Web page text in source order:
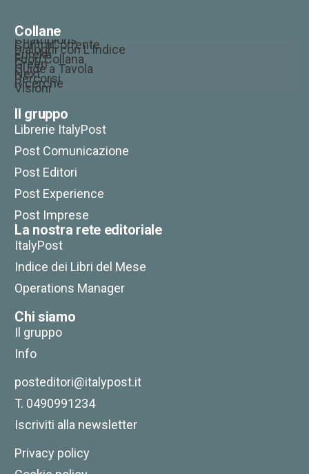
Collane
Champions
ControCorrente
Dialoghi con L’Indice
Eureka
Fuori Collana
Green
Guide a Tavola
Next
Percorsi
Ricerche
Visioni
Il gruppo
Librerie ItalyPost
Post Comunicazione
Post Editori
Post Experience
Post Imprese
La nostra rete editoriale
ItalyPost
Indice dei Libri del Mese
Operations Manager
Chi siamo
Il gruppo
Info
posteditori@italypost.it
T. 0490991234
Iscriviti alla newsletter
Privacy policy